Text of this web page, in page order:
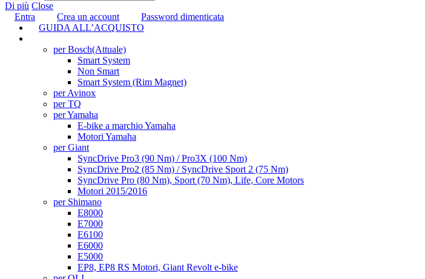
Di più Close
Entra
Crea un account
Password dimenticata
GUIDA ALL’ACQUISTO
per Bosch(Attuale)
Smart System
Non Smart
Smart System (Rim Magnet)
per Avinox
per TQ
per Yamaha
E-bike a marchio Yamaha
Motori Yamaha
per Giant
SyncDrive Pro3 (90 Nm) / Pro3X (100 Nm)
SyncDrive Pro2 (85 Nm) / SyncDrive Sport 2 (75 Nm)
SyncDrive Pro (80 Nm), Sport (70 Nm), Life, Core Motors
Motori 2015/2016
per Shimano
E8000
E7000
E6100
E6000
E5000
EP8, EP8 RS Motori, Giant Revolt e-bike